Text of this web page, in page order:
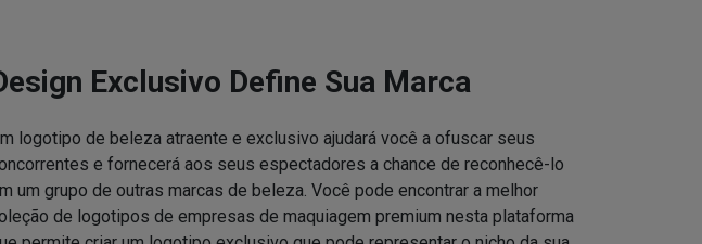
Exclusivo Define Sua Marca
logotipo de beleza atraente e exclusivo ajudará você a ofuscar seus
e fornecerá aos seus espectadores a chance de reconhecê-lo
um grupo de outras marcas de beleza. Você pode encontrar a melhor
de logotipos de empresas de maquiagem premium nesta plataforma